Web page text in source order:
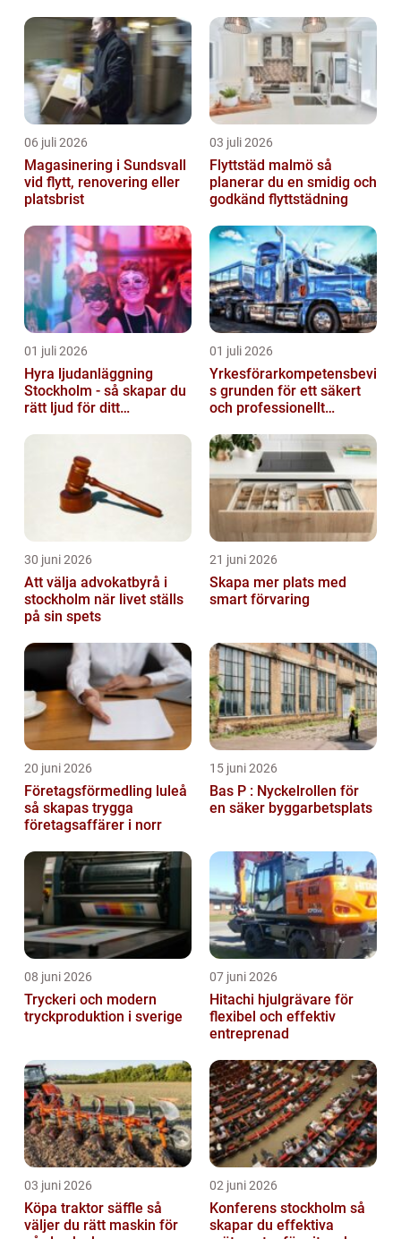
06 juli 2026
Magasinering i Sundsvall
vid flytt, renovering eller
platsbrist
03 juli 2026
Flyttstäd malmö så
planerar du en smidig och
godkänd flyttstädning
01 juli 2026
Hyra ljudanläggning
Stockholm - så skapar du
rätt ljud för ditt
01 juli 2026
Yrkesförarkompetensbevi
s grunden för ett säkert
och professionellt
30 juni 2026
Att välja advokatbyrå i
stockholm när livet ställs
på sin spets
21 juni 2026
Skapa mer plats med
smart förvaring
20 juni 2026
Företagsförmedling luleå
så skapas trygga
företagsaffärer i norr
15 juni 2026
Bas P : Nyckelrollen för
en säker byggarbetsplats
08 juni 2026
Tryckeri och modern
tryckproduktion i sverige
07 juni 2026
Hitachi hjulgrävare för
flexibel och effektiv
entreprenad
03 juni 2026
Köpa traktor säffle så
väljer du rätt maskin för
02 juni 2026
Konferens stockholm så
skapar du effektiva